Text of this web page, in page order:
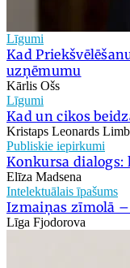
Līgumi
Kad
uzņēmumu
Kārlis Ošs
Līgumi
Kad un cikos
Kristaps Leonards
Publiskie iepirkumi
Konkursa dialogs:
Elīza Madsena
Intelektuālais īpašums
Izmaiņas zīmolā
Līga Fjodorova